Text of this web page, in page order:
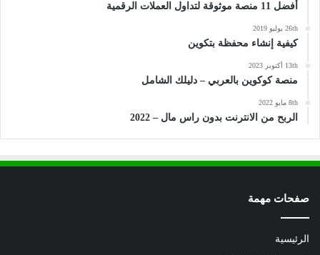
أفضل 11 منصة موثوقة لتداول العملات الرقمية
26th يوليو 2019
كيفية إنشاء محفظة بتكوين
13th أكتوبر 2023
منصة كوكوين بالعربي – دليلك الشامل
8th مايو 2022
الربح من الانترنت بدون راس مال – 2022
صفحات مهمة
الرئيسية